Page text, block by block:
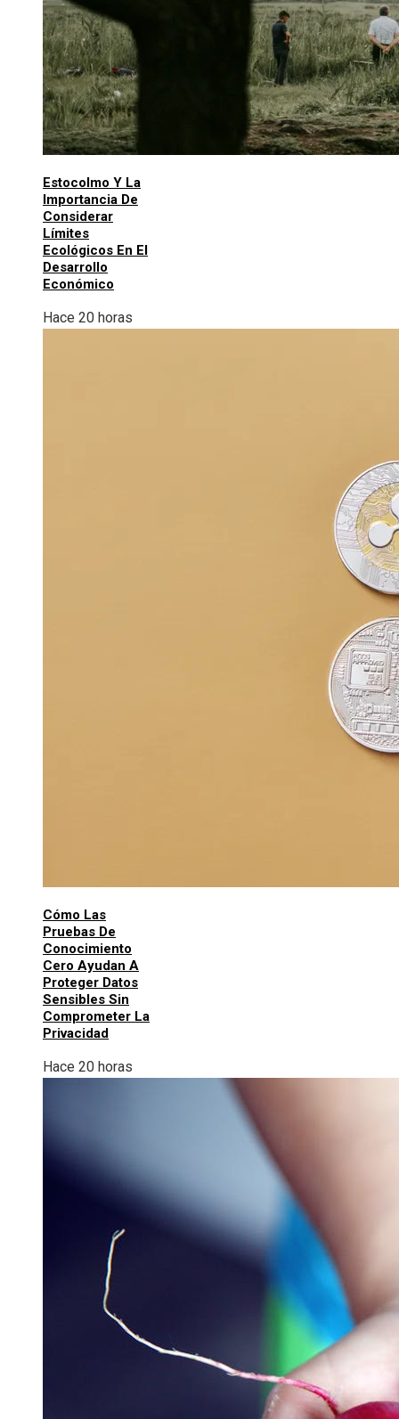
Estocolmo Y La
Importancia De
Considerar
Límites
Ecológicos En El
Desarrollo
Económico
Hace 20 horas
Cómo Las
Pruebas De
Conocimiento
Cero Ayudan A
Proteger Datos
Sensibles Sin
Comprometer La
Privacidad
Hace 20 horas